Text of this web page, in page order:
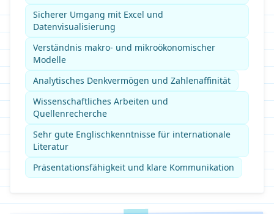
Sicherer Umgang mit Excel und
Datenvisualisierung
Verständnis makro- und mikroökonomischer
Modelle
Analytisches Denkvermögen und Zahlenaffinität
Wissenschaftliches Arbeiten und
Quellenrecherche
Sehr gute Englischkenntnisse für internationale
Literatur
Präsentationsfähigkeit und klare Kommunikation